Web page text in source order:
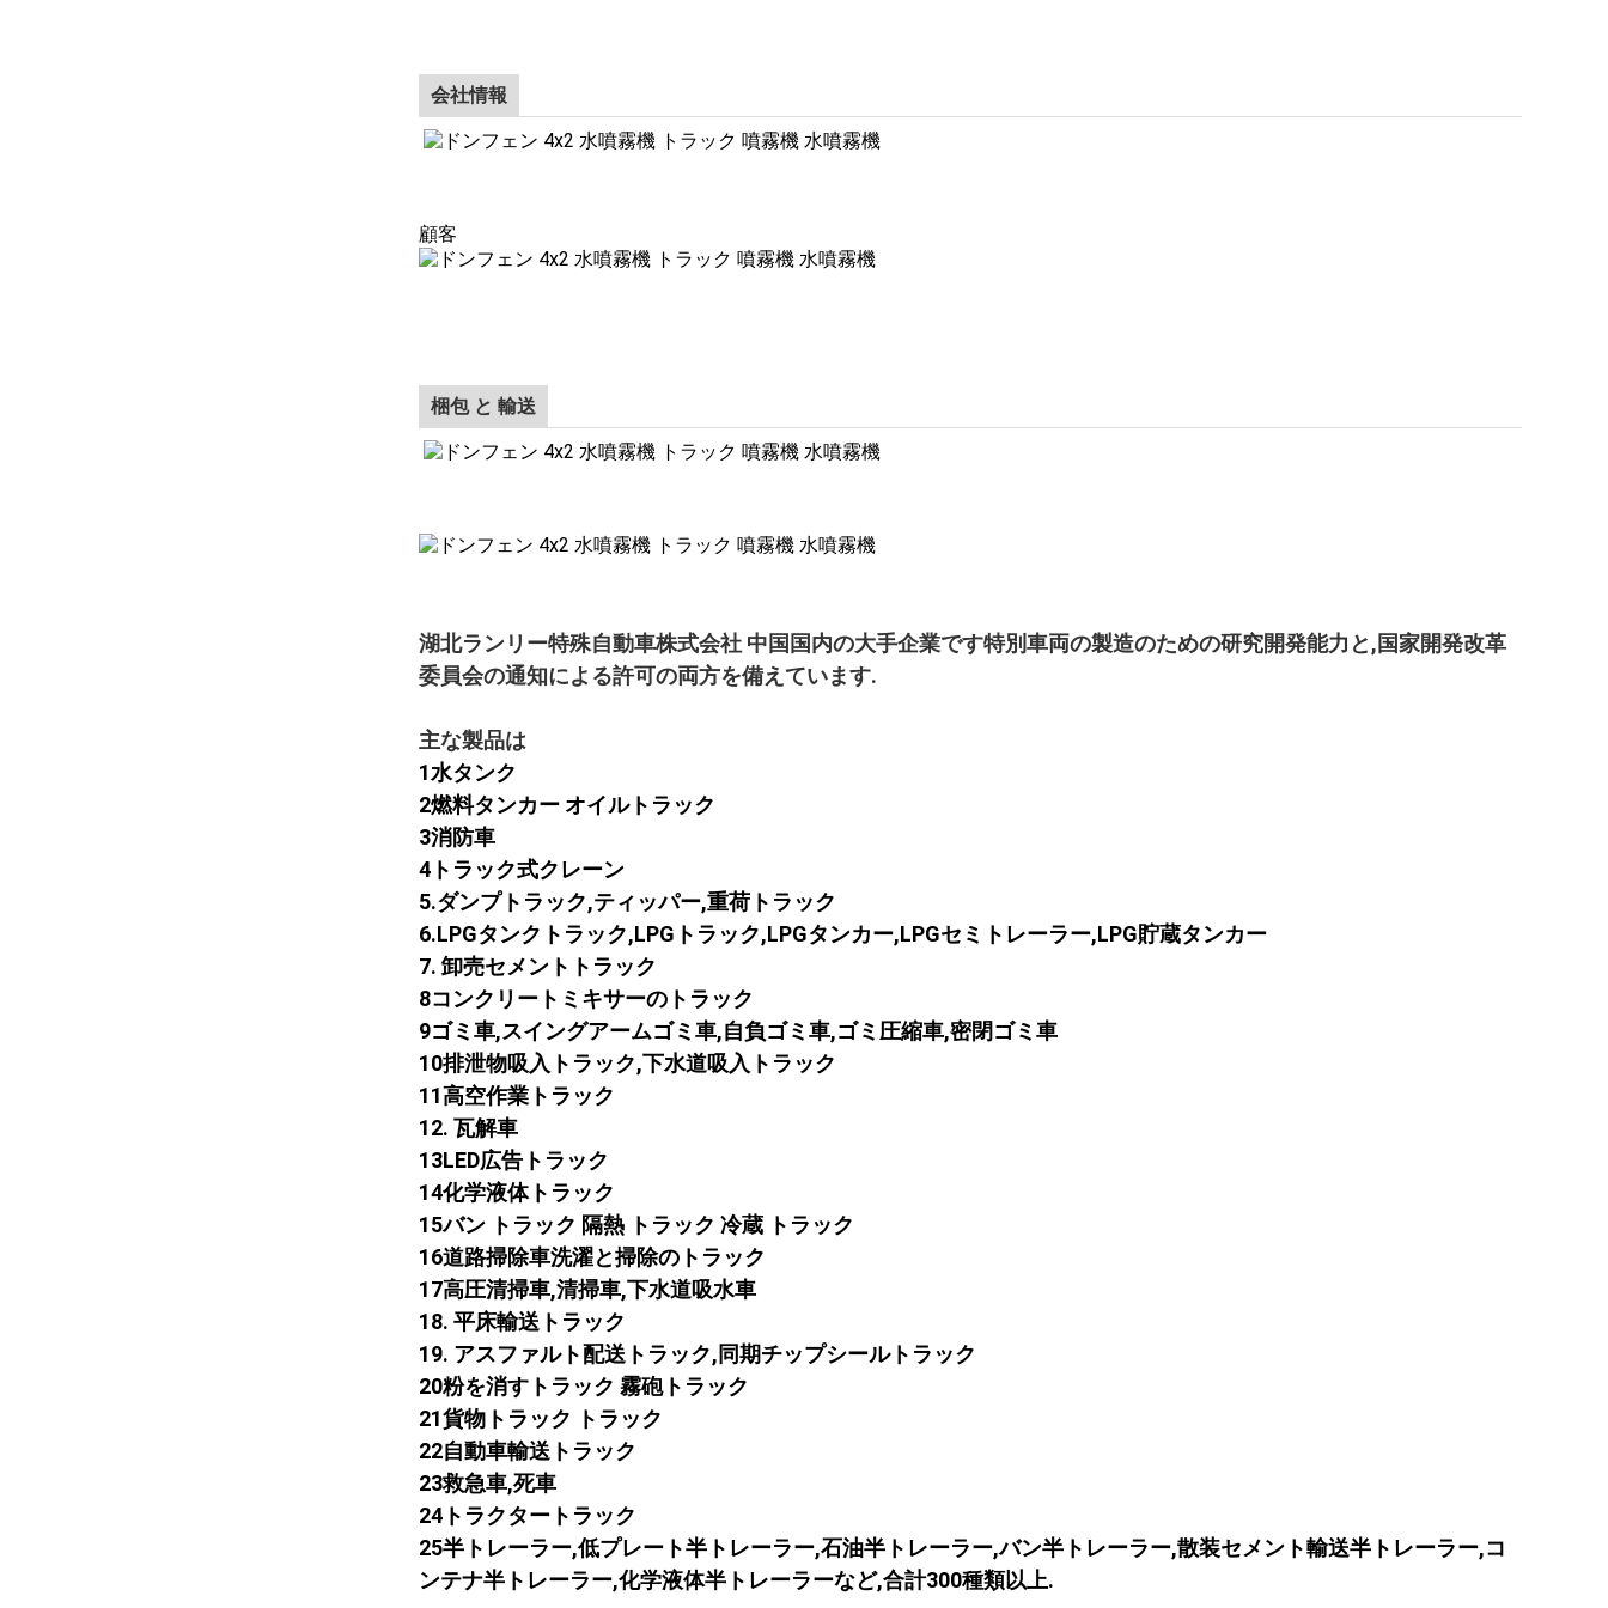
会社情報
顧客
梱包 と 輸送
湖北ランリー特殊自動車株式会社 中国国内の大手企業です特別車両の製造のための研究開発能力と,国家開発改革
委員会の通知による許可の両方を備えています.
主な製品は
1水タンク
2燃料タンカー オイルトラック
3消防車
4トラック式クレーン
5.ダンプトラック,ティッパー,重荷トラック
6.LPGタンクトラック,LPGトラック,LPGタンカー,LPGセミトレーラー,LPG貯蔵タンカー
7. 卸売セメントトラック
8コンクリートミキサーのトラック
9ゴミ車,スイングアームゴミ車,自負ゴミ車,ゴミ圧縮車,密閉ゴミ車
10排泄物吸入トラック,下水道吸入トラック
11高空作業トラック
12. 瓦解車
13LED広告トラック
14化学液体トラック
15バン トラック 隔熱 トラック 冷蔵 トラック
16道路掃除車洗濯と掃除のトラック
17高圧清掃車,清掃車,下水道吸水車
18. 平床輸送トラック
19. アスファルト配送トラック,同期チップシールトラック
20粉を消すトラック 霧砲トラック
21貨物トラック トラック
22自動車輸送トラック
23救急車,死車
24トラクタートラック
25半トレーラー,低プレート半トレーラー,石油半トレーラー,バン半トレーラー,散装セメント輸送半トレーラー,コ
ンテナ半トレーラー,化学液体半トレーラーなど,合計300種類以上.